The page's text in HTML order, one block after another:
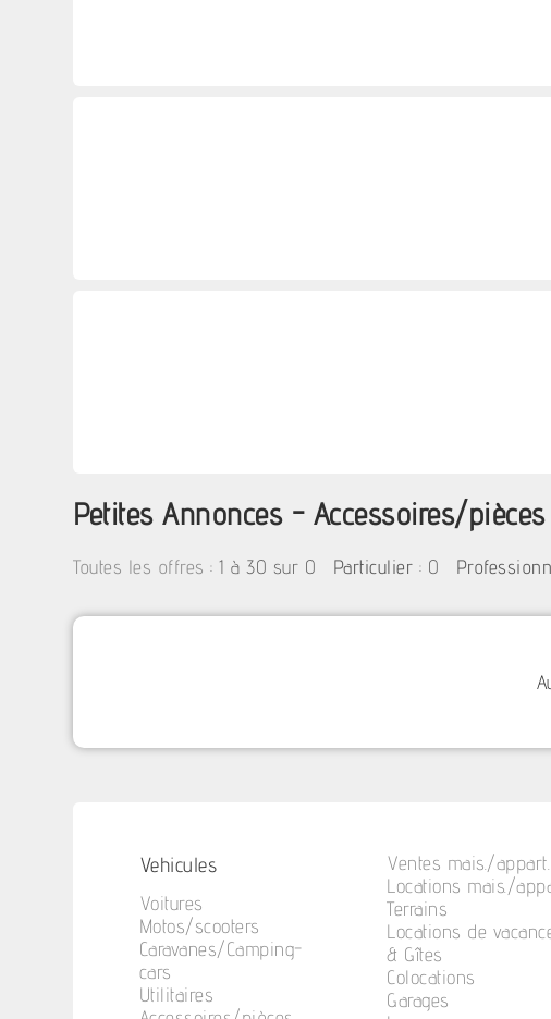
Petites Annonces - Accessoires/
Toutes les offres :1 à 30 sur 0 Particulier : 0
Vehicules
Voitures
Motos/scooters
Caravanes/Camping-
cars
Utilitaires
Ventes mais./appart.
Locations mais./
Terrains
Locations de
& Gîtes
Colocations
Garages